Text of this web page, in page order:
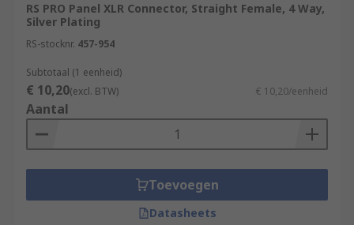
RS PRO Panel XLR Connector, Straight Female, 4 Way,
Silver Plating
RS-stocknr. 457-954
Subtotaal (1 eenheid)
€ 10,20(excl. BTW) € 10,20/eenheid
Aantal
Toevoegen
Datasheets